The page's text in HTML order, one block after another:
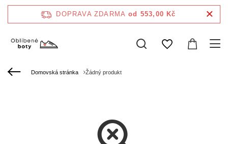
DOPRAVA ZDARMA od 553,00 Kč
Domovská stránka Žádný produkt